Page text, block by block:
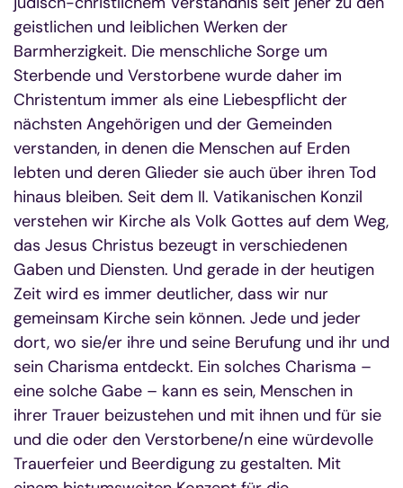
geistlichen und leiblichen Werken der
Barmherzigkeit. Die menschliche Sorge um
Sterbende und Verstorbene wurde daher im
Christentum immer als eine Liebespflicht der
nächsten Angehörigen und der Gemeinden
verstanden, in denen die Menschen auf Erden
lebten und deren Glieder sie auch über ihren Tod
hinaus bleiben. Seit dem II. Vatikanischen Konzil
verstehen wir Kirche als Volk Gottes auf dem Weg,
das Jesus Christus bezeugt in verschiedenen
Gaben und Diensten. Und gerade in der heutigen
Zeit wird es immer deutlicher, dass wir nur
gemeinsam Kirche sein können. Jede und jeder
dort, wo sie/er ihre und seine Berufung und ihr und
sein Charisma entdeckt. Ein solches Charisma –
eine solche Gabe – kann es sein, Menschen in
ihrer Trauer beizustehen und mit ihnen und für sie
und die oder den Verstorbene/n eine würdevolle
Trauerfeier und Beerdigung zu gestalten. Mit